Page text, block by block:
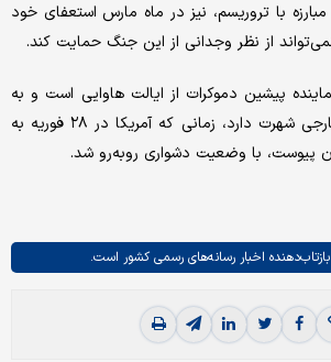
با تروریسم، نیز در ماه مارس استعفای خود
از نظر وجدانی از این جنگ حمایت کند.
پیشین دموکرات از ایالت هاوایی است و به
مخالفت با جنگ‌های خارجی شهرت دارد، زمانی که آمریکا در ۲۸ فوریه به
پیوست، با وضعیت دشواری روبه‌رو شد.
اخبار رسانه‌های رسمی کشور است.